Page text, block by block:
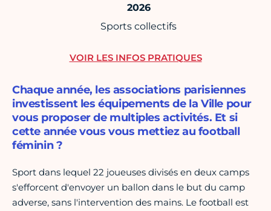
2026
Sports collectifs
Chaque année, les associations parisiennes
investissent les équipements de la Ville pour
vous proposer de multiples activités. Et si
cette année vous vous mettiez au football
féminin ?
Sport dans lequel 22 joueuses divisés en deux camps
s'efforcent d'envoyer un ballon dans le but du camp
adverse, sans l'intervention des mains. Le football est
VOIR LES INFOS PRATIQUES